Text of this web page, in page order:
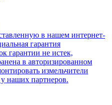
в нашем интернет-
гарантия
гарантии не истек,
в авторизированном
измельчители
наших партнеров.